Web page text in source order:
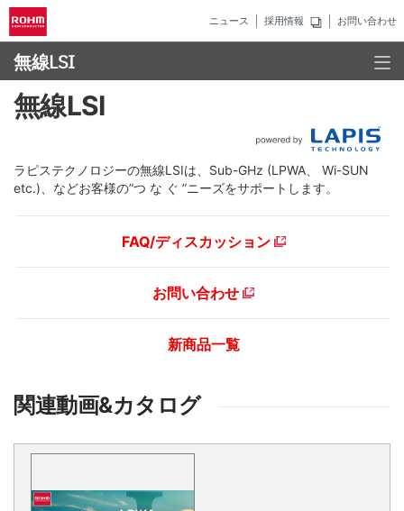
ニュース 採用情報 お問い合わせ
無線LSI
無線LSI
ラピステクノロジーの無線LSIは、Sub-GHz (LPWA、 Wi-SUN
etc.)、などお客様の”つ な ぐ ”ニーズをサポートします。
FAQ/ディスカッション
お問い合わせ
新商品一覧
関連動画&カタログ